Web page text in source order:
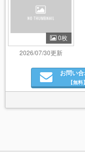
0枚
2026/07/30更新
お問い
【無料】